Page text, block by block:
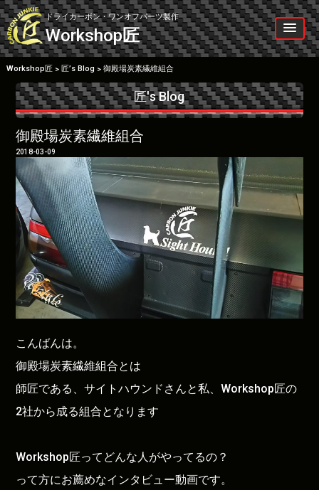
Skip
to
content
ドライカーボン・ワンオフパーツ製作
Workshop匠
Workshop匠> 匠’s Blog > 御殿場炭素繊維組合
匠's Blog
御殿場炭素繊維組合
2018-03-09
こんばんは。
御殿場炭素繊維組合とは
師匠である、サイトハウンドさんと私、Workshop匠の
2社から成る組合となります
Workshop匠ってどんな人がやってるの？
って方にお薦めなインタビュー動画です。